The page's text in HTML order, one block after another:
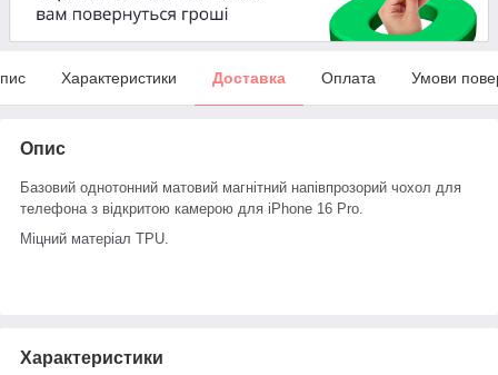
Характеристики Доставка Оплата Умови
Опис
Базовий однотонний матовий магнітний напівпрозорий чохол для
телефона з відкритою камерою для iPhone 16 Pro.
Міцний матеріал TPU.
Характеристики